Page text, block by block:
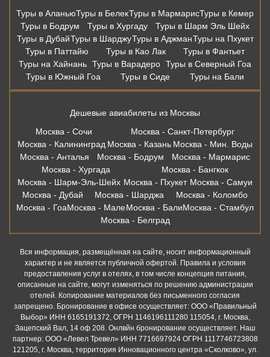
Туры в АланьюТуры в БелекТуры в МармарисТуры в Кемер
Туры в Бодрум
Туры в Хургаду
Туры в Шарм Эль Шейх
Туры в ДубайТуры в ШарджуТуры в АджманТуры на Пхукет
Туры в Паттайю
Туры в Као Лак
Туры в Фантьет
Туры на Хайнань Туры в Варадеро Туры в Северный Гоа
Туры в Южный Гоа
Туры в Сиде Туры на Бали
Дешевые авиабилеты из Москвы
Москва - Сочи
Москва - Санкт-Петербург
Москва - Калининград Москва - Казань Москва - Мин. Воды
Москва - Анталья
Москва - Бодрум
Москва - Мармарис
Москва - Хургада
Москва - Бангкок
Москва - Шарм-Эль-Шейх Москва - Пхукет Москва - Самуи
Москва - Дубай
Москва - Шарджа
Москва - Коломбо
Москва - ГоаМосква - МалеМосква - БалиМосква - Стамбул
Москва - Белград
Вся информация, размещённая на сайте, носит информационный
характер и не является публичной офертой. Правила и условия
предоставления услуг в отелях, в том числе концепция питания,
описанные на сайте, могут изменяться по решению администрации
отелей. Копирование материалов без письменного согласия
запрещено. Бронирование в офисе осуществляет: ООО «Правильный
Выбор» ИНН 6165191372, ОГРН 1146196111280 115054, г. Москва,
Зацепский Вал, 14 оф 208. Онлвйн бронирование осуществляет. Наш
партнер: ООО «Левел Тревел» ИНН 7716697924 ОГРН 1117746723808
121205, г. Москва, территория Инновационного центра «Сколково», ул.